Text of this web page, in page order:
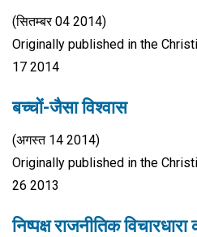
(सितम्बर 04 2014)
Originally published in the
17 2014
बच्चों-जैसा विश्वास
(अगस्त 14 2014)
Originally published in the
26 2013
निष्पक्ष राजनीतिक